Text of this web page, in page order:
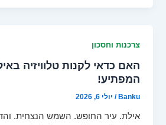
צרכנות וחסכון
האם כדאי לקנות טלוויזיה
המפתיע!
Banku
/ יולי 6, 2026
אילת. עיר החופש. השמש הנצחית.